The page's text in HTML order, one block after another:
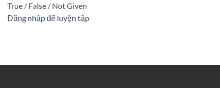
True / False / Not Given
Đăng nhập để luyện tập